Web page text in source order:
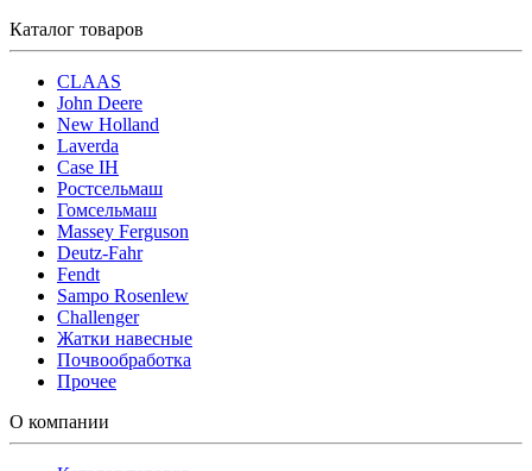
Каталог товаров
CLAAS
John Deere
New Holland
Laverda
Case IH
Ростсельмаш
Гомсельмаш
Massey Ferguson
Deutz-Fahr
Fendt
Sampo Rosenlew
Challenger
Жатки навесные
Почвообработка
Прочее
О компании